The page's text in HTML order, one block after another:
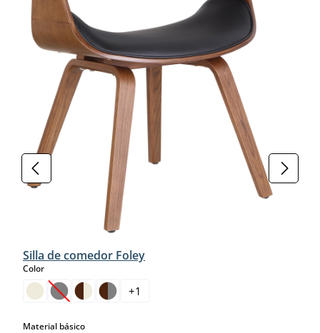
Silla de comedor Foley
Colorselect
(Esta opción no está disponible en este momento.)
+1
Material básicoselect